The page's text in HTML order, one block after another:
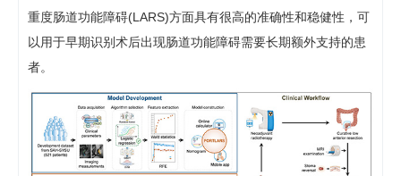
重度肠道功能障碍(LARS)方面具有很高的准确性和稳健性，可
以用于早期识别术后出现肠道功能障碍需要长期额外支持的患
者。